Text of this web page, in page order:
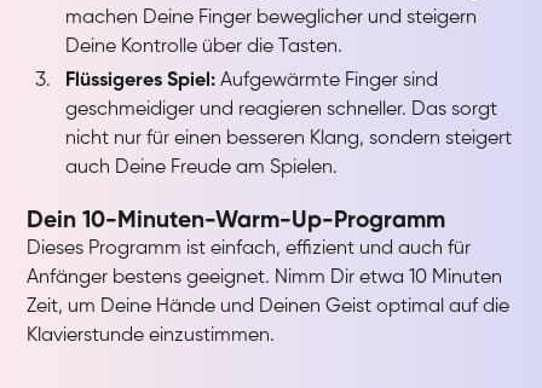
machen Deine Finger beweglicher und steigern
Deine Kontrolle über die Tasten.
Flüssigeres Spiel: Aufgewärmte Finger sind
geschmeidiger und reagieren schneller. Das sorgt
nicht nur für einen besseren Klang, sondern steigert
auch Deine Freude am Spielen.
Dein 10-Minuten-Warm-Up-Programm
Dieses Programm ist einfach, effizient und auch für
Anfänger bestens geeignet. Nimm Dir etwa 10 Minuten
Zeit, um Deine Hände und Deinen Geist optimal auf die
Klavierstunde einzustimmen.